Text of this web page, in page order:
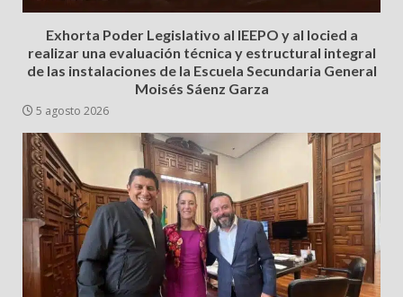
Exhorta Poder Legislativo al IEEPO y al Iocied a
realizar una evaluación técnica y estructural integral
de las instalaciones de la Escuela Secundaria General
Moisés Sáenz Garza
5 agosto 2026